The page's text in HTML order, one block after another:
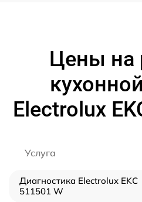
Цены на
Electrolux
Услуга
Диагностика Electrolux EKC
511501 W